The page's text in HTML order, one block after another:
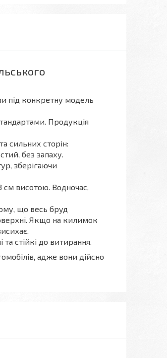
під конкретну модель
Продукція
сильних сторін:
без запаху.
зберігаючи
висотою. Водночас,
що весь бруд
Якщо на килимок
стійкі до витирання.
адже вони дійсно